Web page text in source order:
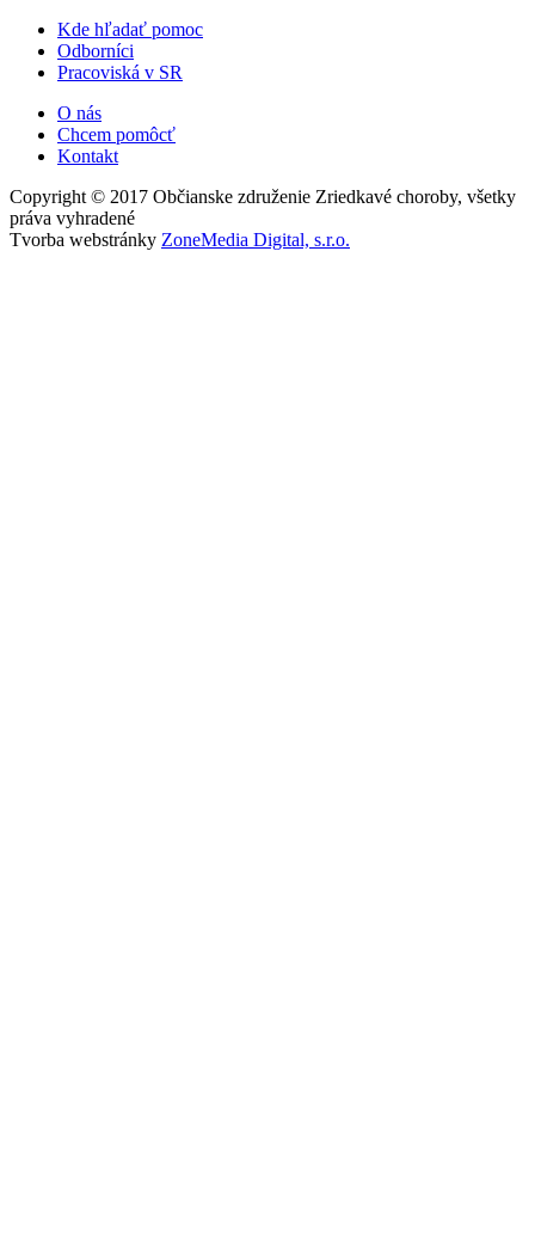
Kde hľadať pomoc
Odborníci
Pracoviská v SR
O nás
Chcem pomôcť
Kontakt
Copyright © 2017 Občianske združenie Zriedkavé choroby, všetky
práva vyhradené
Tvorba webstránky ZoneMedia Digital, s.r.o.